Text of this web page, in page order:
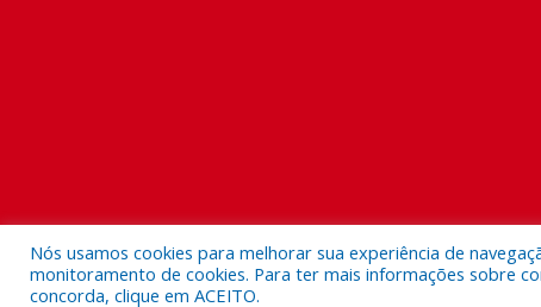
Todos os direitos reservados a Prefeitura Municipal
Nós usamos cookies para melhorar sua experiência de
monitoramento de cookies. Para ter mais informações sobre
concorda, clique em ACEITO.